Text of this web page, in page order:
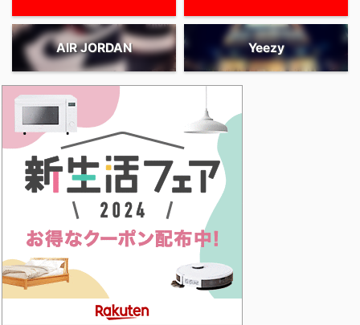
AIR JORDAN Yeezy